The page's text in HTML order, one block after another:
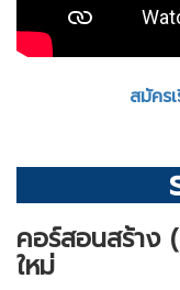
สมัคร
คอร์สอนสร้าง
ใหม่